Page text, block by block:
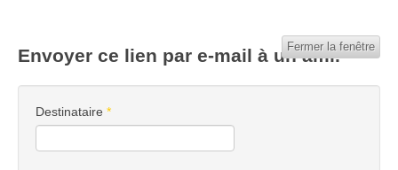
Envoyer ce lien par e-mail à un ami.
Fermer la fenêtre
Destinataire *